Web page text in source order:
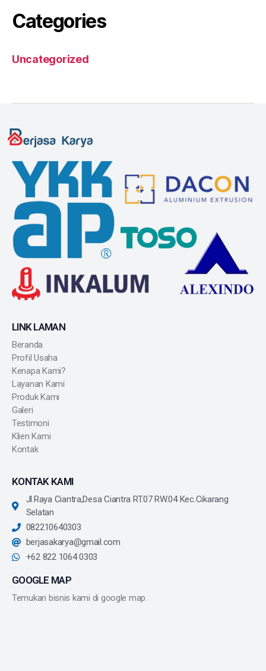
Categories
Uncategorized
LINK LAMAN
Beranda
Profil Usaha
Kenapa Kami?
Layanan Kami
Produk Kami
Galeri
Testimoni
Klien Kami
Kontak
KONTAK KAMI
Jl.Raya Ciantra,Desa Ciantra RT.07 RW.04 Kec.Cikarang
Selatan
082210640303
berjasakarya@gmail.com
+62 822 1064 0303
GOOGLE MAP
Temukan bisnis kami di google map.